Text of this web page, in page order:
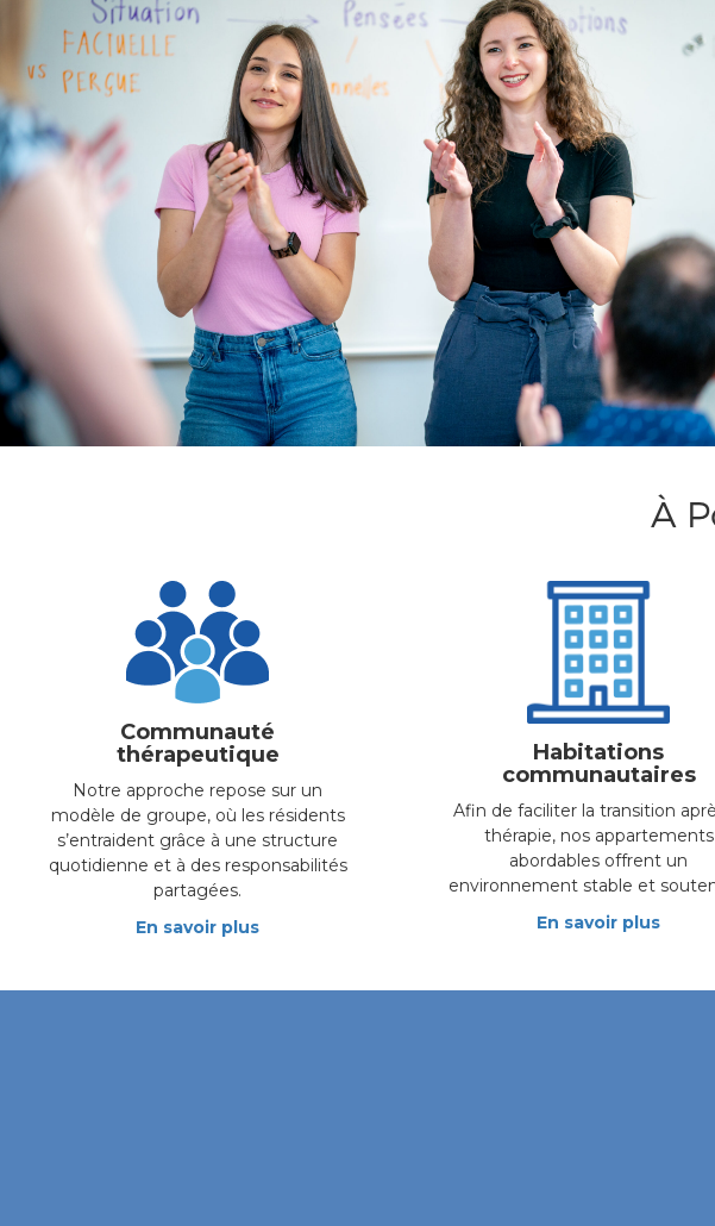
À
Communauté
thérapeutique
Notre approche repose sur un
modèle de groupe, où les résidents
s’entraident grâce à une structure
quotidienne et à des responsabilités
partagées.
En savoir plus
Habitations
communautaires
Afin de faciliter la transition
thérapie, nos appartements
abordables offrent un
environnement stable et
En savoir plus